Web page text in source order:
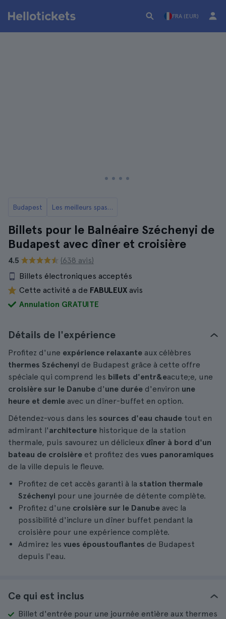
FRA (EUR)
Budapest Les meilleurs spas de Budapest
Billets pour le Balnéaire Széchenyi de
Budapest avec dîner et croisière
4.5
(638 avis)
Billets électroniques acceptés
Cette activité a de FABULEUX avis
Annulation GRATUITE
Détails de l'expérience
Profitez d'une expérience relaxante aux célèbres
thermes Széchenyi de Budapest grâce à cette offre
spéciale qui comprend les billets d'entr&eacute;e, une
croisière sur le Danube d'une durée d'environ une
heure et demie avec un dîner-buffet en option.
Détendez-vous dans les sources d'eau chaude tout en
admirant l'architecture historique de la station
thermale, puis savourez un délicieux dîner à bord d'un
bateau de croisière et profitez des vues panoramiques
de la ville depuis le fleuve.
Profitez de cet accès garanti à la station thermale
Széchenyi pour une journée de détente complète.
Profitez d'une croisière sur le Danube avec la
possibilité d'inclure un dîner buffet pendant la
croisière pour une expérience complète.
Admirez les vues époustouflantes de Budapest
depuis l'eau.
Ce qui est inclus
Billet d'entrée pour une journée entière aux thermes